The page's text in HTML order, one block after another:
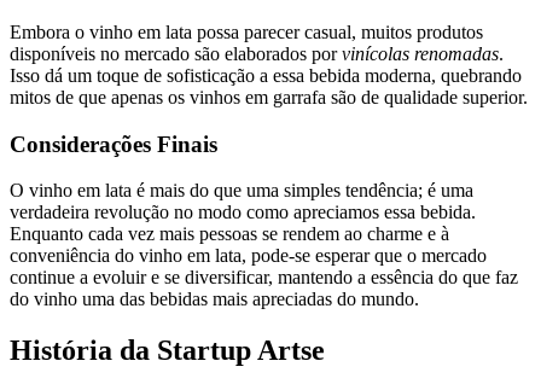
Embora o vinho em lata possa parecer casual, muitos produtos
disponíveis no mercado são elaborados porvinícolas renomadas.
Isso dá um toque de sofisticação a essa bebida moderna, quebrando
mitos de que apenas os vinhos em garrafa são de qualidade superior.
Considerações Finais
O vinho em lata é mais do que uma simples tendência; é uma
verdadeira revolução no modo como apreciamos essa bebida.
Enquanto cada vez mais pessoas se rendem ao charme e à
conveniência do vinho em lata, pode-se esperar que o mercado
continue a evoluir e se diversificar, mantendo a essência do que faz
do vinho uma das bebidas mais apreciadas do mundo.
História da Startup Artse